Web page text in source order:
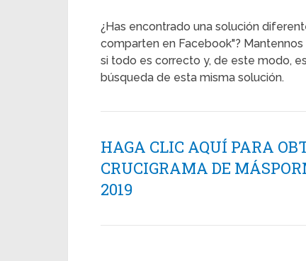
¿Has encontrado una solución
comparten en Facebook"?
si todo es correcto y, de este modo,
búsqueda de esta misma solución.
HAGA CLIC AQUÍ PARA
CRUCIGRAMA DE
2019